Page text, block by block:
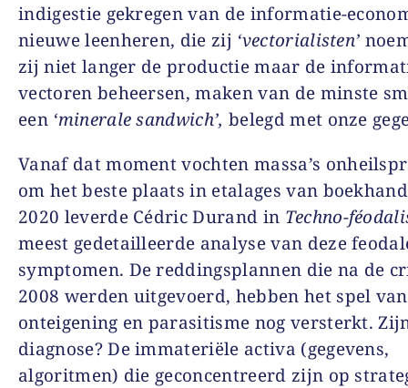
indigestie gekregen van de informatie-
nieuwe leenheren, die zij ‘vectorialisten’
zij niet langer de productie maar de
vectoren beheersen, maken van de minste
een ‘minerale sandwich’, belegd met onze
Vanaf dat moment vochten massa’s
om het beste plaats in etalages van
2020 leverde Cédric Durand in Techno-
meest gedetailleerde analyse van deze
symptomen. De reddingsplannen die na de
2008 werden uitgevoerd, hebben het spel van
onteigening en parasitisme nog versterkt.
diagnose? De immateriële activa (gegevens,
algoritmen) die geconcentreerd zijn op